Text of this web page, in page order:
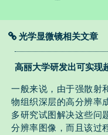
光学显微镜相关文章
高丽大学研发出可实现
一般来说，由于强散射
物组织深层的高分辨率
多研究试图解决这些问
分辨率图像，而且该过